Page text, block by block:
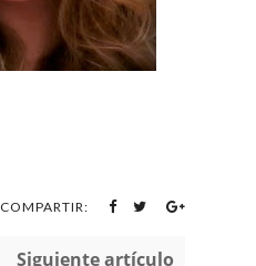
COMPARTIR:
Siguiente artículo